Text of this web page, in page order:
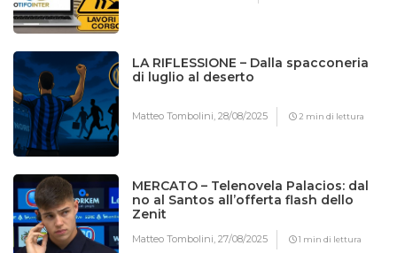
LA RIFLESSIONE – Dalla spacconeria
di luglio al deserto
Matteo Tombolini,28/08/2025 2 min di lettura
MERCATO – Telenovela Palacios: dal
no al Santos all’offerta flash dello
Zenit
Matteo Tombolini,27/08/2025 1 min di lettura